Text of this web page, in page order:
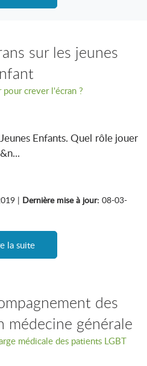
sur les jeunes
crever l'écran ?
Enfants. Quel rôle jouer
| Dernière mise à jour: 08-03-
la suite
des
médecine générale
médicale des patients LGBT